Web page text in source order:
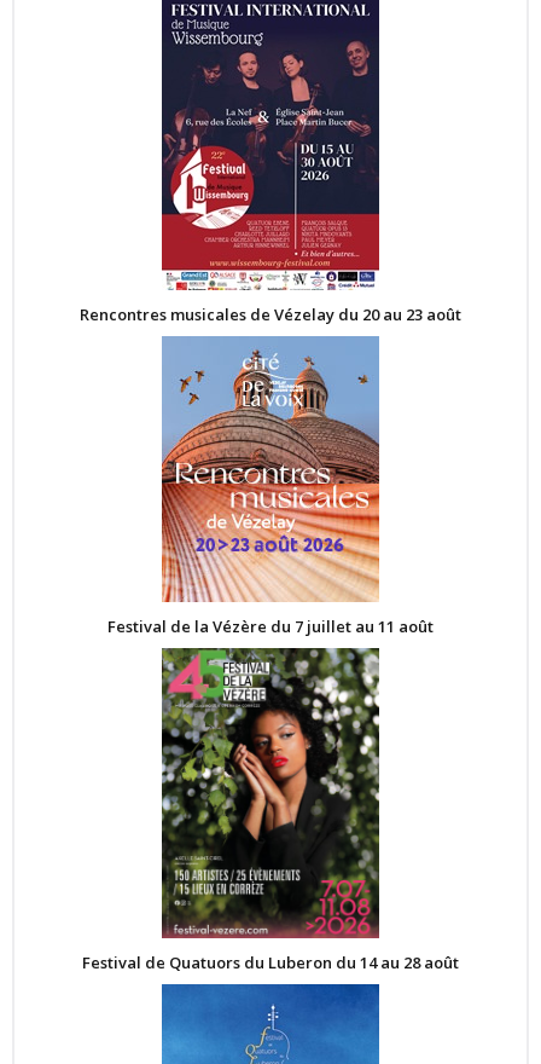
Rencontres musicales de Vézelay du 20 au 23 août
Festival de la Vézère du 7 juillet au 11 août
Festival de Quatuors du Luberon du 14 au 28 août